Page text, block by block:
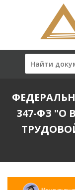
347-ФЗ "О